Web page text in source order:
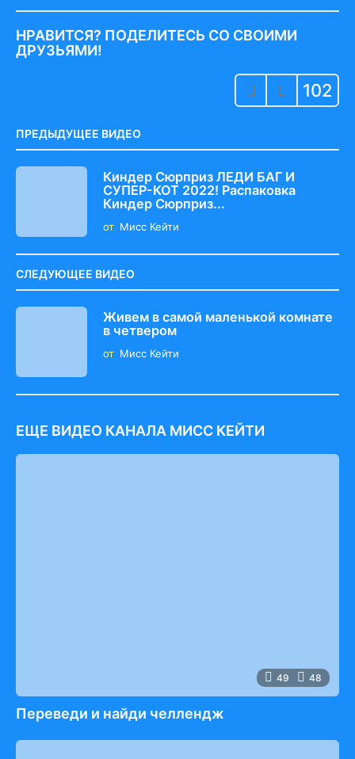
t
P
a
a
t
i
НРАВИТСЯ? ПОДЕЛИТЕСЬ СО СВОИМИ
ДРУЗЬЯМИ!
102
ПРЕДЫДУЩЕЕ ВИДЕО
Киндер Сюрприз ЛЕДИ БАГ И
СУПЕР-КОТ 2022! Распаковка
Киндер Сюрприз...
от Мисс Кейти
СЛЕДУЮЩЕЕ ВИДЕО
Живем в самой маленькой комнате
в четвером
от Мисс Кейти
ЕЩЕ ВИДЕО КАНАЛА МИСС КЕЙТИ
49 48
Переведи и найди челлендж